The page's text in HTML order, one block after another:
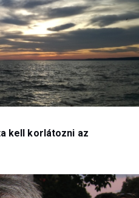
kell korlátozni az